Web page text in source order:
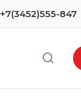
+7(3452)555-847